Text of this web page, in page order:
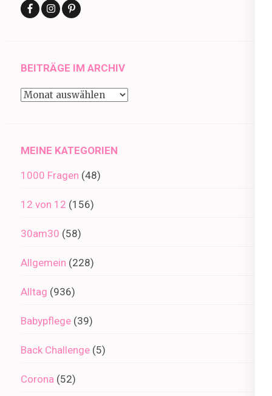
BEITRÄGE IM ARCHIV
Beiträge
MEINE KATEGORIEN
1000 Fragen (48)
12 von 12 (156)
30am30 (58)
Allgemein (228)
Alltag (936)
Babypflege (39)
Back Challenge (5)
Corona (52)